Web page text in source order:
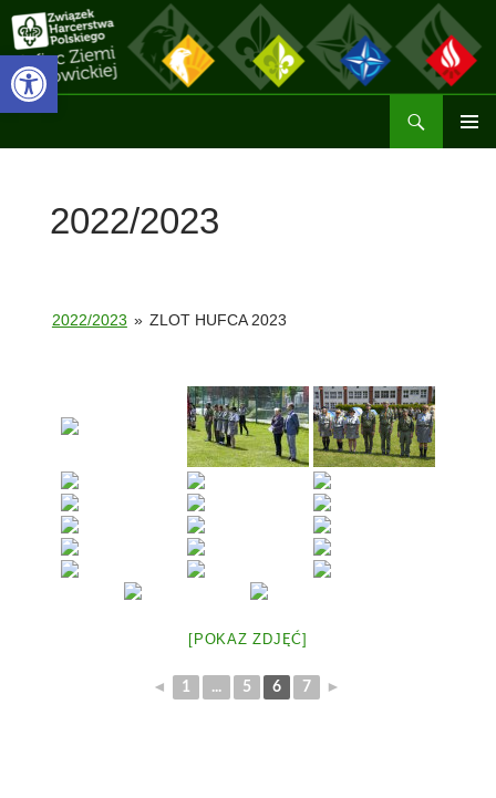
Przejdź
do
treści
Szukaj
2022/2023
2022/2023 » ZLOT HUFCA 2023
[POKAZ ZDJĘĆ]
◄ 1 ... 5 6 7 ►
Otwórz pasek narzędzi